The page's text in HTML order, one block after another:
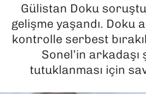
Gülistan Doku
gelişme yaşandı. Doku
kontrolle serbest
Sonel’in arkadaşı
tutuklanması için
MAGAZİN
POLİTİKA
SAĞLIK
Haber Arşivi